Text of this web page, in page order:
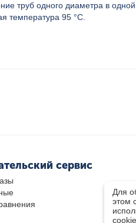
труб одного диаметра в
температура 95 °C.
сервис
Для
этом